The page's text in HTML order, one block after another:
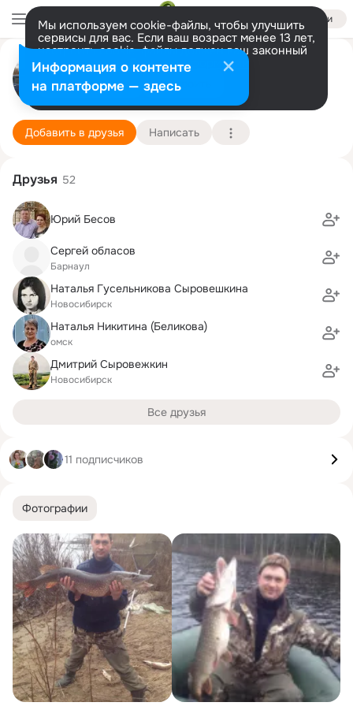
Войти
Мы используем cookie-файлы, чтобы улучшить
сервисы для вас. Если ваш возраст менее 13 лет,
настроить cookie-файлы должен ваш законный
представитель. Больше информации
Разрешить все Настроить
Дмитрий Беликов
Омск 2 марта (47 лет) Подробнее
Добавить в друзья Написать
Фотографии
Друзья 52
Юрий Бесов
Сергей обласов
Барнаул
Наталья Гусельникова Сыровешкина
Новосибирск
Наталья Никитина (Беликова)
омск
Дмитрий Сыровежкин
Новосибирск
Все друзья
11 подписчиков
Информация о контенте
на платформе — здесь